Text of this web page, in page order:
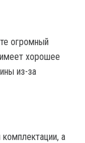
огромный
хорошее
из-за
а